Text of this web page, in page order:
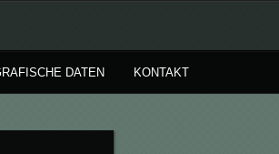
DATEN KONTAKT